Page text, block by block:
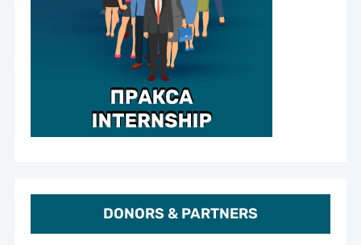
DONORS & PARTNERS